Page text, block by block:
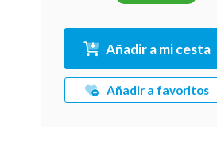
Añadir a mi cesta
Añadir a favoritos